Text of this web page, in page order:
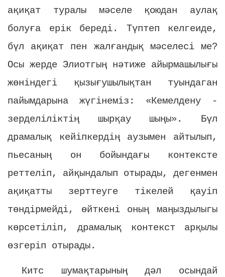
ақиқат туралы мәселе қоюдан аулақ
болуға ерік береді. Түптеп келгеиде,
бүл ақиқат пен жалғандық мәселесі ме?
Осы жерде Элиотгың нәтиже айырмашылығы
жөніндегі қызығушылықтан туындаган
пайымдарына жүгінеміз: «Кемелдену -
зерделіліктің шырқау шыңы». Бүл
драмалық кейіпкердің аузымен айтылып,
пьесаның он бойындағы контексте
реттеліп, айқындалып отырады, дегенмен
ақиқатты зерттеуге тікелей қауіп
төндірмейді, өйткені оның маңыздылыгы
көрсетіліп, драмалық контекст арқылы
өзгеріп отырады.
Китс шумақтарының дәл осындай